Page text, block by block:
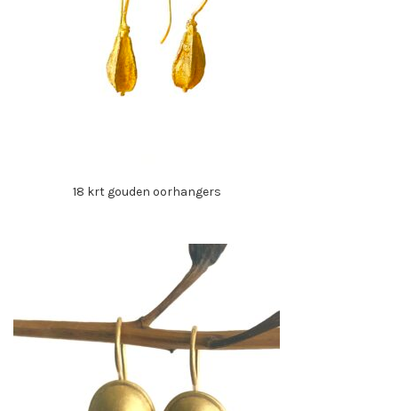
18 krt gouden oorhangers